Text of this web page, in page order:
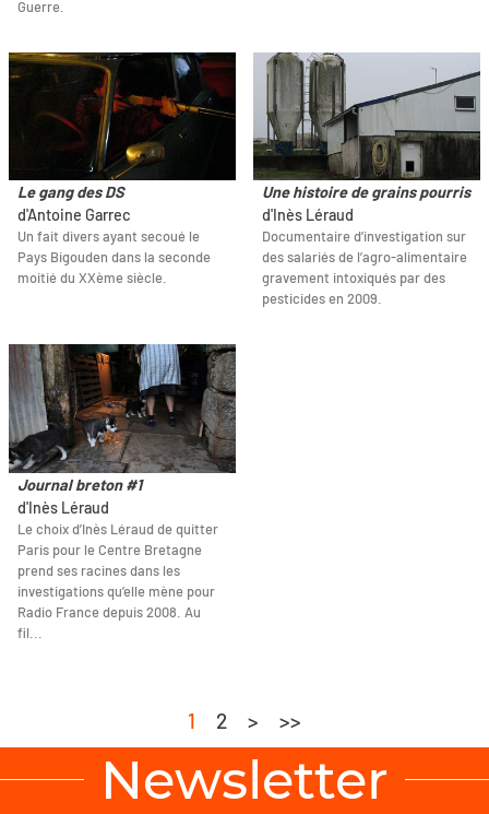
Guerre.
Le gang des DS
d'Antoine Garrec
Un fait divers ayant secoué le
Pays Bigouden dans la seconde
moitié du XXème siècle.
Une histoire de grains pourris
d'Inès Léraud
Documentaire d’investigation sur
des salariés de l’agro-alimentaire
gravement intoxiqués par des
pesticides en 2009.
Journal breton #1
d'Inès Léraud
Le choix d’Inès Léraud de quitter
Paris pour le Centre Bretagne
prend ses racines dans les
investigations qu’elle mène pour
Radio France depuis 2008. Au
fil...
1 2 > >>
Newsletter